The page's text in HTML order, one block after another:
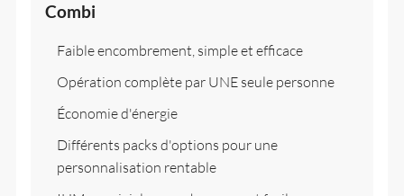
Combi
Faible encombrement, simple et efficace
Opération complète par UNE seule personne
Économie d'énergie
Différents packs d'options pour une
personnalisation rentable